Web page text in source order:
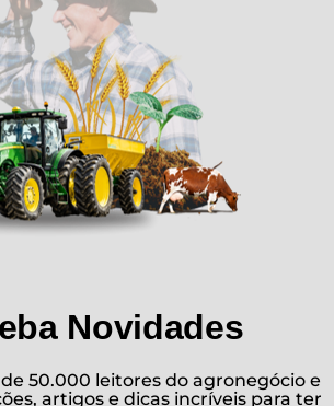
Novidades
50.000 leitores do agronegócio e
artigos e dicas incríveis para ter